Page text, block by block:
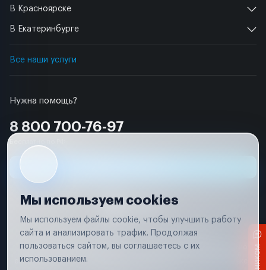
Нужна помощь?
8 800 700-76-97
В Красноярске
В Екатеринбурге
Все наши услуги
Условия использования
Удаление аккаунта
Вся информация, представленная на сайте, носит исключительно
соответствии с положениями статьи 437 (п. 2) Гражданского кодекса
Мы используем cookies
Мы используем файлы cookie, чтобы улучшить работу
сайта и анализировать трафик. Продолжая
пользоваться сайтом, вы соглашаетесь с их
использованием.